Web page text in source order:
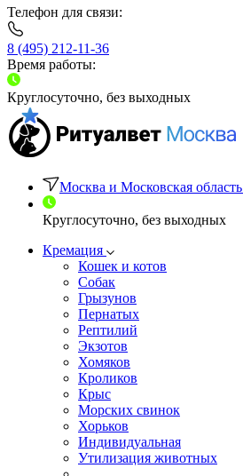
Телефон для связи:
8 (495) 212-11-36
Время работы:
Круглосуточно, без выходных
Москва и Московская область
Круглосуточно, без выходных
Кремация
Кошек и котов
Собак
Грызунов
Пернатых
Рептилий
Экзотов
Хомяков
Кроликов
Крыс
Морских свинок
Хорьков
Индивидуальная
Утилизация животных